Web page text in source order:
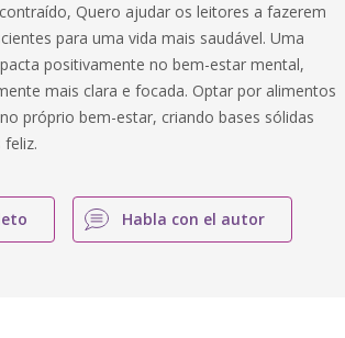
Quero ajudar os leitores a fazerem
para uma vida mais saudável. Uma
positivamente no bem-estar mental,
mais clara e focada. Optar por alimentos
próprio bem-estar, criando bases sólidas
Habla con el autor